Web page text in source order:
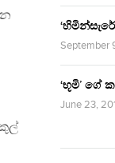
September
‘භූමි’ ගේ
June 23,